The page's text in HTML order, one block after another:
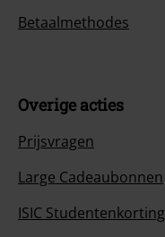
Betaalmethodes
Overige acties
Prijsvragen
Large Cadeaubonnen
ISIC Studentenkorting